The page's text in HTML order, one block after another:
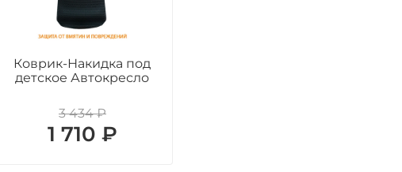
Коврик-Накидка под
детское Автокресло
3 434 ₽
1 710 ₽